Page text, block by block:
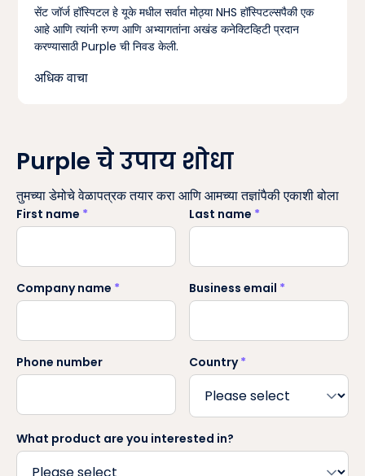
सेंट जॉर्ज हॉस्पिटल हे यूके मधील सर्वात मोठ्या NHS हॉस्पिटल्सपैकी एक
आहे आणि त्यांनी रुग्ण आणि अभ्यागतांना अखंड कनेक्टिव्हिटी प्रदान
करण्यासाठी Purple ची निवड केली.
अधिक वाचा
Purple चे उपाय शोधा
तुमच्या डेमोचे वेळापत्रक तयार करा आणि आमच्या तज्ञांपैकी एकाशी बोला
First name * Last name *
Company name * Business email *
Phone number Country*
What product are you interested in?